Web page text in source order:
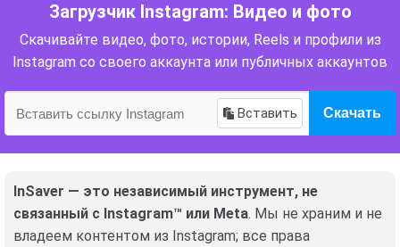
Загрузчик Instagram: Видео и фото
Скачивайте видео, фото, истории, Reels и профили из
Instagram со своего аккаунта или публичных аккаунтов
Вставить Скачать
InSaver — это независимый инструмент, не
связанный с Instagram™ или Meta. Мы не храним и не
владеем контентом из Instagram; все права